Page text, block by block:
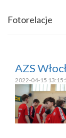
Fotorelacje
AZS
2022-04-15